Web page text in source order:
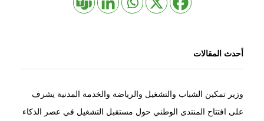
أحدث المقالات
وزير تمكين الشباب والتشغيل والرياضة والخدمة المدنية يشرف
على افتتاح المنتدى الوطني حول مستقبل التشغيل في عصر الذكاء